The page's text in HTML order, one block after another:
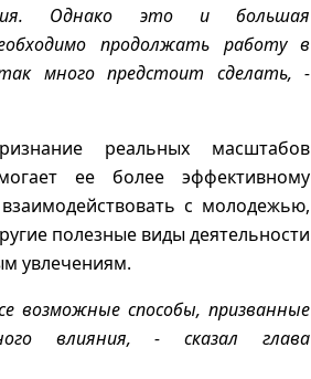
Однако это и большая
продолжать работу в
много предстоит сделать, -
реальных масштабов
ее более эффективному
с молодежью,
полезные виды деятельности
увлечениям.
возможные способы, призванные
влияния, - сказал глава